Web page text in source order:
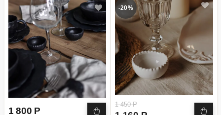
1 800 Р
-20%
1 450 Р